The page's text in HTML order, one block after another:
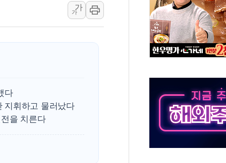
리 내려야"…파월 때와 달리 워시엔 톤 낮춰
측근 포항시 정책특보 내정설...포항시 '시끌'
태양광, 대한민국 다음 100년 밑거름…수도권 집중 완화 전환점"
, '6시간 마라톤 부동산 2차 회의' 주재… "전폭적 공급 확대·속도전 총력"
"이란 최고지도자 위독…곧 사망해도 놀랍지 않아"
해남군에 국내 최대 규모 400MW 태양광 착공…여의도 1.6배 규모
] 중동 불안 속 유가 상승에 소폭 하락...금융주 낙폭 커
가
가
다
지휘하고 물러났다
을 치른다